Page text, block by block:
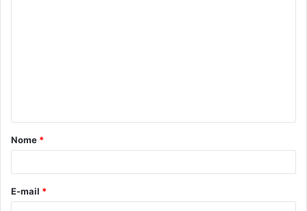
á
r
*
Nome *
E-mail *